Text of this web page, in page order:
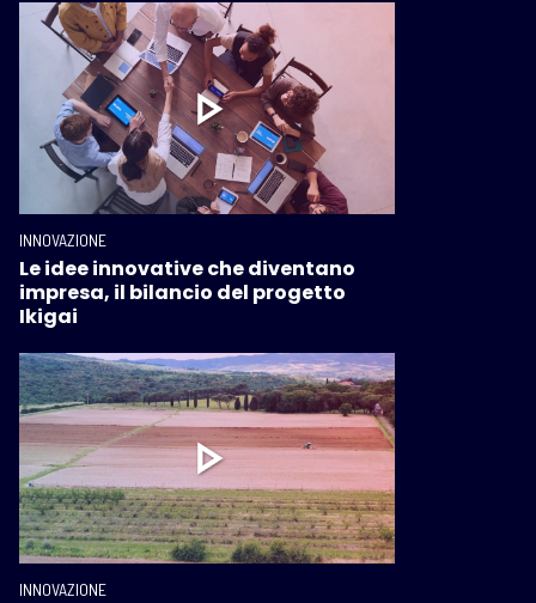
INNOVAZIONE
Le idee innovative che diventano
impresa, il bilancio del progetto
Ikigai
INNOVAZIONE